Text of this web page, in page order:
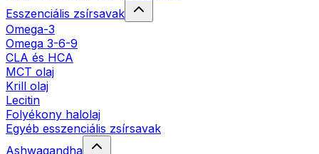
Esszenciális zsírsavak
Omega-3
Omega 3-6-9
CLA és HCA
MCT olaj
Krill olaj
Lecitin
Folyékony halolaj
Egyéb esszenciális zsírsavak
Ashwagandha